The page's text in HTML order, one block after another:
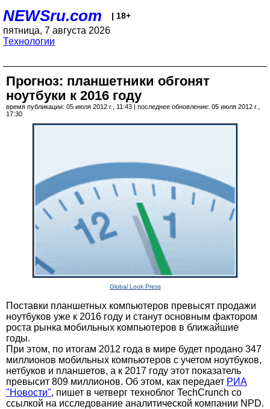
NEWSru.com | 18+
пятница, 7 августа 2026
Технологии
Прогноз: планшетники обгонят
ноутбуки к 2016 году
время публикации: 05 июля 2012 г., 11:43 | последнее обновление: 05 июля 2012 г.,
17:30
Global Look Press
Поставки планшетных компьютеров превысят продажи
ноутбуков уже к 2016 году и станут основным фактором
роста рынка мобильных компьютеров в ближайшие
годы.
При этом, по итогам 2012 года в мире будет продано 347
миллионов мобильных компьютеров с учетом ноутбуков,
нетбуков и планшетов, а к 2017 году этот показатель
превысит 809 миллионов. Об этом, как передает РИА
"Новости", пишет в четверг техноблог TechCrunch со
ссылкой на исследование аналитической компании NPD.